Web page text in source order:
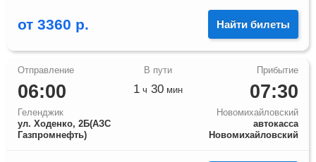
от 3360 р. Найти билеты
06:00
Геленджик
ул. Ходенко, 2Б(АЗС
Газпромнефть)
07:30
Новомихайловский
автокасса
Новомихайловский
1 ч 30 мин